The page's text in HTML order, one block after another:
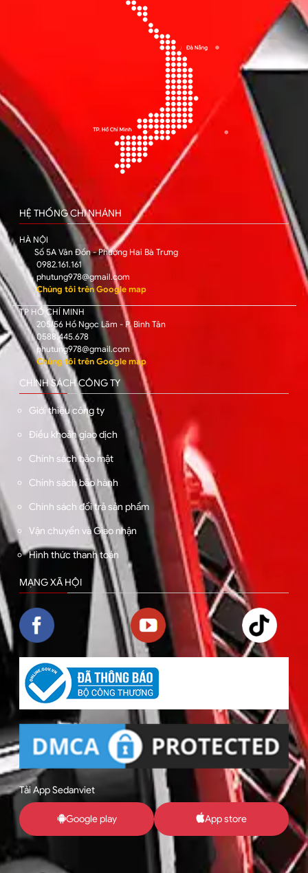
HỆ THỐNG CHI NHÁNH
HÀ NỘI
Số 5A Vân Đồn - Phường Hai Bà Trưng
0982.161.161
phutung978@gmail.com
Chúng tôi trên Google map
TP HỒ CHÍ MINH
205/56 Hồ Ngọc Lãm - P. Bình Tân
0588.445.678
phutung978@gmail.com
Chúng tôi trên Google map
CHÍNH SÁCH CÔNG TY
Giới thiệu công ty
Điều khoản giao dịch
Chính sách bảo mật
Chính sách bảo hành
Chính sách đổi trả sản phẩm
Vận chuyển và Giao nhận
Hình thức thanh toán
MẠNG XÃ HỘI
Tải App Sedanviet
Google play App store